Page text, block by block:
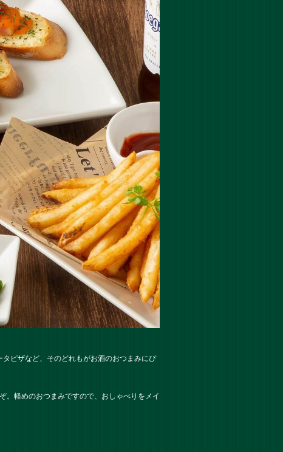
ピザなど、そのどれもがお酒のおつまみにぴ
。軽めのおつまみですので、おしゃべりをメイ